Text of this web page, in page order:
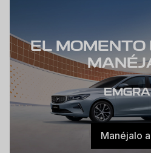
EL MOMENTO
Manéjalo